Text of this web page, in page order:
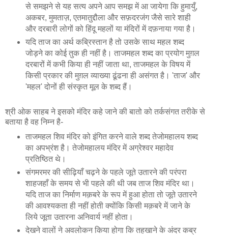
से समझने से यह सत्य अपने आप समझ में आ जायेगा कि हुमायुँ,
अकबर, मुमताज़, एतमातुद्दौला और सफ़दरजंग जैसे सारे शाही
और दरबारी लोगों को हिंदू महलों या मंदिरों में दफ़नाया गया है।
यदि ताज का अर्थ कब्रिस्तान है तो उसके साथ महल शब्द
जोड़ने का कोई तुक ही नहीं है। ताजमहल शब्द का प्रयोग मुग़ल
दरबारों में कभी किया ही नहीं जाता था, ताजमहल के विषय में
किसी प्रकार की मुग़ल व्याख्या ढूंढना ही असंगत है। 'ताज' और
'महल' दोनों ही संस्कृत मूल के शब्द हैं।
श्री ओक साहब ने इसको मंदिर कहे जाने की बातो को तर्कसंगत तरीके से
बताया है वह निम्न है-
ताजमहल शिव मंदिर को इंगित करने वाले शब्द तेजोमहालय शब्द
का अपभ्रंश है। तेजोमहालय मंदिर में अग्रेश्वर महादेव
प्रतिष्ठित थे।
संगमरमर की सीढ़ियाँ चढ़ने के पहले जूते उतारने की परंपरा
शाहजहाँ के समय से भी पहले की थी जब ताज शिव मंदिर था।
यदि ताज का निर्माण मक़बरे के रूप में हुआ होता तो जूते उतारने
की आवश्यकता ही नहीं होती क्योंकि किसी मक़बरे में जाने के
लिये जूता उतारना अनिवार्य नहीं होता।
देखने वालों ने अवलोकन किया होगा कि तहखाने के अंदर कब्र